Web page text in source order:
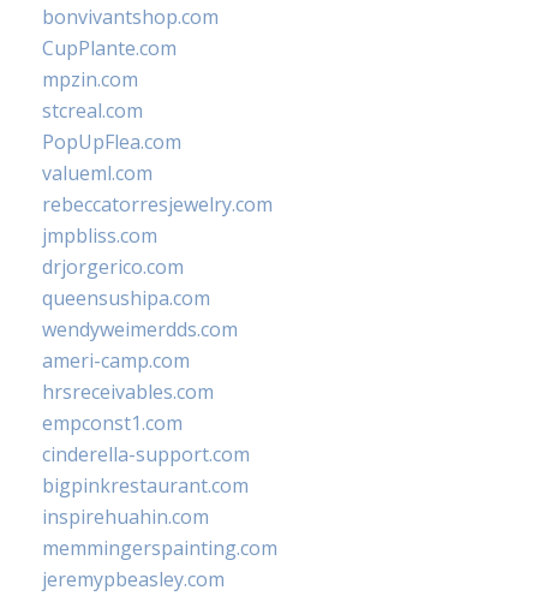
bonvivantshop.com
CupPlante.com
mpzin.com
stcreal.com
PopUpFlea.com
valueml.com
rebeccatorresjewelry.com
jmpbliss.com
drjorgerico.com
queensushipa.com
wendyweimerdds.com
ameri-camp.com
hrsreceivables.com
empconst1.com
cinderella-support.com
bigpinkrestaurant.com
inspirehuahin.com
memmingerspainting.com
jeremypbeasley.com